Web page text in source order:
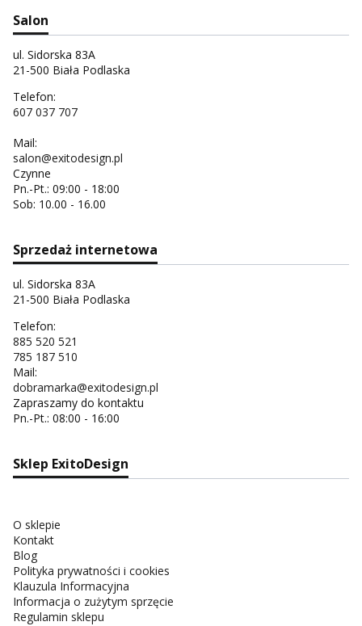
Salon
ul. Sidorska 83A
21-500 Biała Podlaska
Telefon:
607 037 707
Mail:
salon@exitodesign.pl
Czynne
Pn.-Pt.: 09:00 - 18:00
Sob: 10.00 - 16.00
Sprzedaż internetowa
ul. Sidorska 83A
21-500 Biała Podlaska
Telefon:
885 520 521
785 187 510
Mail:
dobramarka@exitodesign.pl
Zapraszamy do kontaktu
Pn.-Pt.: 08:00 - 16:00
Sklep ExitoDesign
O sklepie
Kontakt
Blog
Polityka prywatności i cookies
Klauzula Informacyjna
Informacja o zużytym sprzęcie
Regulamin sklepu